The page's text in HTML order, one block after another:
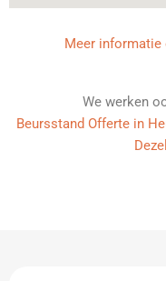
Meer informatie
We werken
Beursstand Offerte in